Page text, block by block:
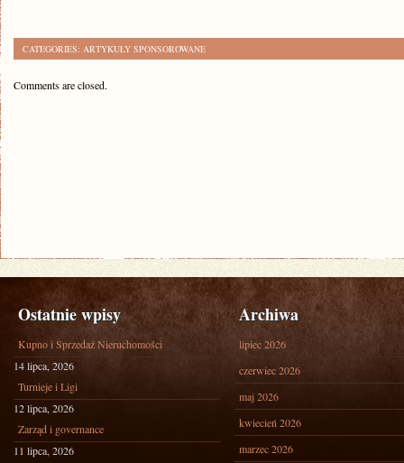
CATEGORIES: ARTYKUŁY SPONSOROWANE
Comments are closed.
Ostatnie wpisy
Kupno i Sprzedaż Nieruchomości
14 lipca, 2026
Turnieje i Ligi
12 lipca, 2026
Zarząd i governance
11 lipca, 2026
Archiwa
lipiec 2026
czerwiec 2026
maj 2026
kwiecień 2026
marzec 2026